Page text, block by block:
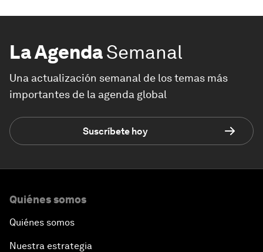
La AgendaSemanal
Una actualización semanal de los temas más
importantes de la agenda global
Suscríbete hoy
Quiénes somos
Quiénes somos
Nuestra estrategia